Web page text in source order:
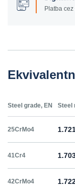
Platba
Steel grade, EN Steel
25CrMo4
41Cr4
42CrMo4